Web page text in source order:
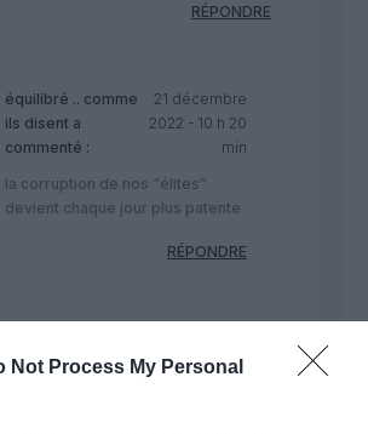
Not Process My Personal
RÉPONDRE
équilibré .. comme
ils disent a
commenté :
21 décembre
2022 - 10 h 20
min
la corruption de nos “élites”
devient chaque jour plus patente
RÉPONDRE